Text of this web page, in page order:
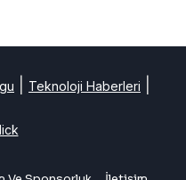
Teknoloji Haberleri